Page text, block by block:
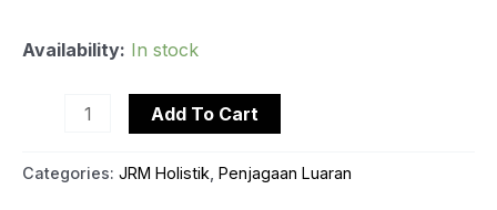
Availability: In stock
Add To Cart
Categories: JRM Holistik Penjagaan Luaran